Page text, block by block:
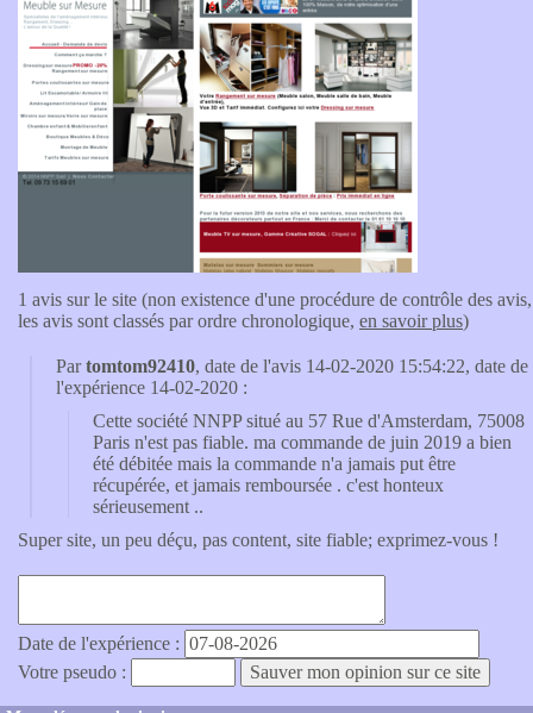
1 avis sur le site (non existence d'une procédure de contrôle des avis,
les avis sont classés par ordre chronologique, en savoir plus)
Partomtom92410, date de l'avis 14-02-2020 15:54:22, date de
l'expérience 14-02-2020 :
Cette société NNPP situé au 57 Rue d'Amsterdam, 75008
Paris n'est pas fiable. ma commande de juin 2019 a bien
été débitée mais la commande n'a jamais put être
récupérée, et jamais remboursée . c'est honteux
sérieusement ..
Super site, un peu déçu, pas content, site fiable; exprimez-vous !
Date de l'expérience :
Votre pseudo :